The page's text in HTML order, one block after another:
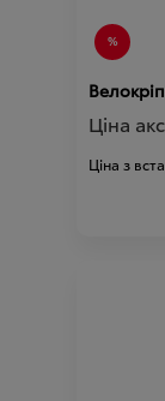
Ціна
Ціна з